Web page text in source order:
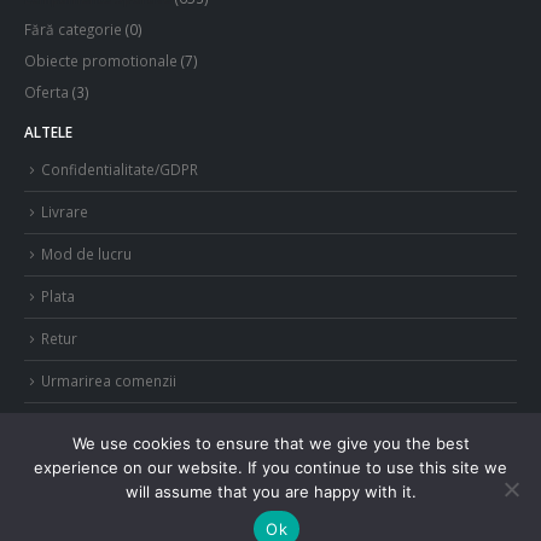
Fără categorie (0)
Obiecte promotionale (7)
Oferta (3)
ALTELE
Confidentialitate/GDPR
Livrare
Mod de lucru
Plata
Retur
Urmarirea comenzii
© Copyright 2021. Toate drepturile rezervate.
We use cookies to ensure that we give you the best
experience on our website. If you continue to use this site we
will assume that you are happy with it.
Ok